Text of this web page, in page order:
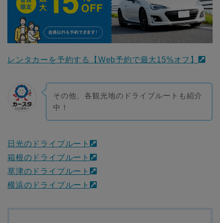
レンタカーを予約する【Web予約で最大15%オフ】
その他、各観光地のドライブルートも紹介
中！
日光のドライブルート
箱根のドライブルート
草津のドライブルート
横浜のドライブルート